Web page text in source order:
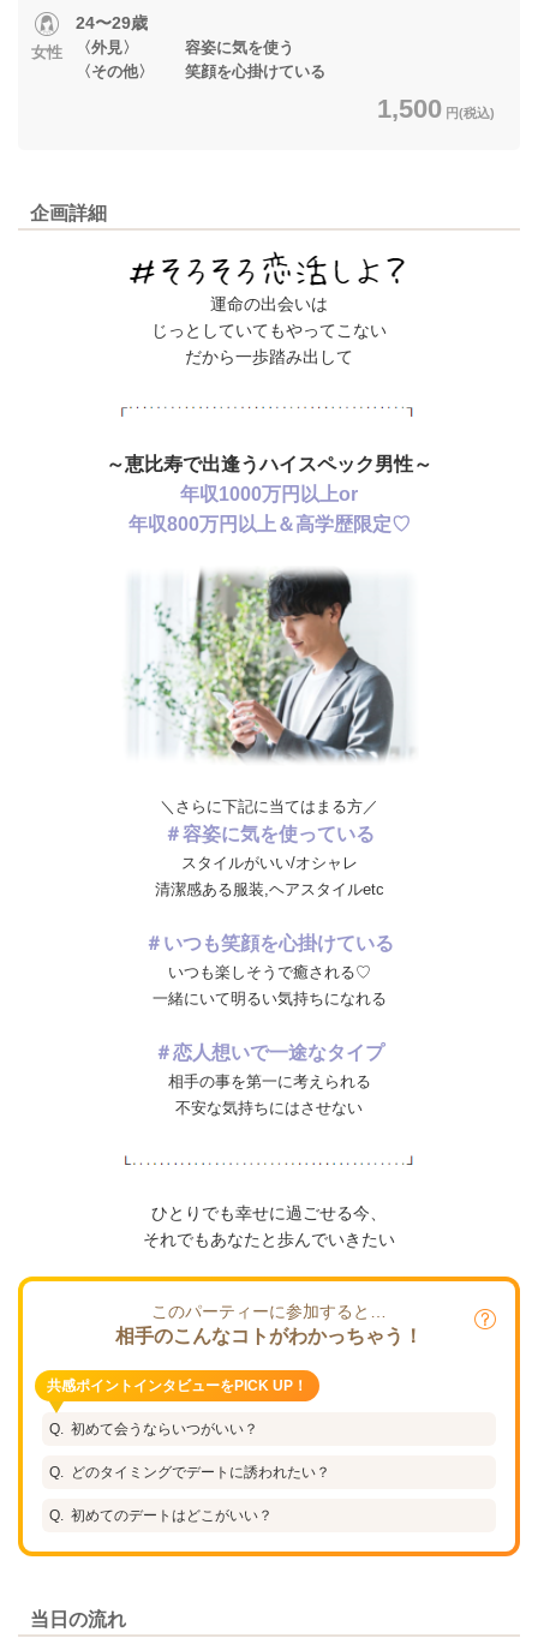
女性
24〜29歳
〈外見〉 容姿に気を使う
〈その他〉 笑顔を心掛けている
1,500 円(税込)
企画詳細
運命の出会いは
じっとしていてもやってこない
だから一歩踏み出して
～恵比寿で出逢うハイスペック男性～
年収1000万円以上or
年収800万円以上＆高学歴限定♡
＼さらに下記に当てはまる方／
＃容姿に気を使っている
スタイルがいい/オシャレ
清潔感ある服装,ヘアスタイルetc
＃いつも笑顔を心掛けている
いつも楽しそうで癒される♡
一緒にいて明るい気持ちになれる
＃恋人想いで一途なタイプ
相手の事を第一に考えられる
不安な気持ちにはさせない
ひとりでも幸せに過ごせる今、
それでもあなたと歩んでいきたい
このパーティーに参加すると…
相手のこんなコトがわかっちゃう！
共感ポイントインタビューをPICK UP！
初めて会うならいつがいい？
どのタイミングでデートに誘われたい？
初めてのデートはどこがいい？
当日の流れ